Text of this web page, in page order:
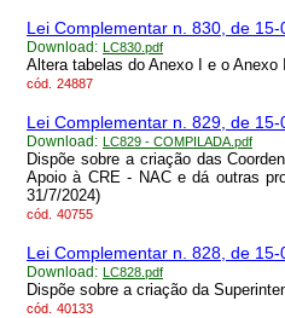
Lei Complementar n. 830, de 15-
Download: LC830.pdf
Altera tabelas do Anexo I e o
cód. 24887
Lei Complementar n. 829, de 15-
Download: LC829 - COMPILADA.pdf
Dispõe sobre a criação das
Apoio à CRE - NAC e dá outras
31/7/2024)
cód. 40755
Lei Complementar n. 828, de 15-
Download: LC828.pdf
Dispõe sobre a criação da
cód. 40133